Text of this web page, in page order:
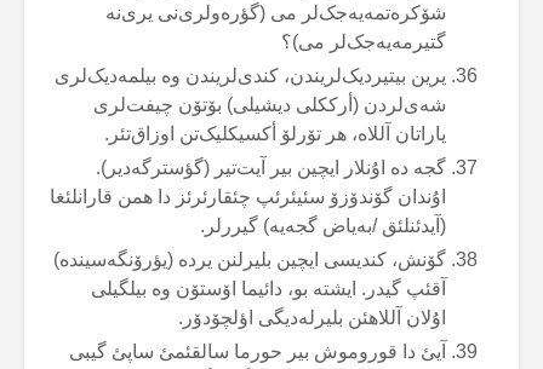
شۆکرەتمەیەجک‌لر می (گؤرەولری‌نی یری‌نە
گتیرمەیەجک‌لر می)؟
یرین بیتیردیک‌لریندن، کندی‌لریندن وە بیلمەدیک‌لری
شەی‌لردن (أرککلی دیشیلی) بۆتۆن چیفت‌لری
یاراتان آللاە، هر تۆرلۆ أکسیکلیک‌تن اوزاق‌تئر.
گجە دە اۇنلار ایچین بیر آیت‌تیر (گؤسترگەدیر).
اۇندان گۆندۆزۆ سئیئرئپ چئقارئرئز دا همن قارانلئغا
(آیدئنلئق /بەیاض گجەیە) گیررلر.
گۆنش، کندیسی ایچین بلیرلنن یردە (یؤرۆنگەسیندە)
آقئپ گیدر. ایشتە بو، دائیما اۆستۆن وە بیلگیلی
اۇلان آللاهئن بلیرلەدیگی اؤلچۆدۆر.
آیئ دا قوروموش بیر حورما سالقئمئ ساپئ گیبی